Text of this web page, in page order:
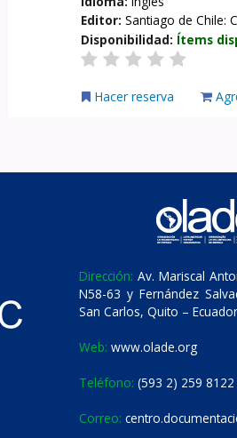
Editor:Santiago de Chile:
Disponibilidad: Ítems
Hacer reserva
Dirección: Av. Mariscal
N58-63 y Fernández
San Carlos, Quito –
Web: www.olade.org
Teléfono: (593 2) 259
Correo: